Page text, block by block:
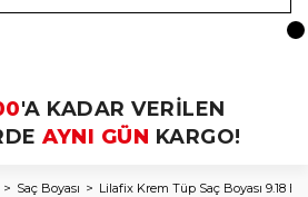
'A KADAR VERİLEN
AYNI GÜN KARGO!
Saç Boyası Lilafix Krem Tüp Saç Boyası 9.18